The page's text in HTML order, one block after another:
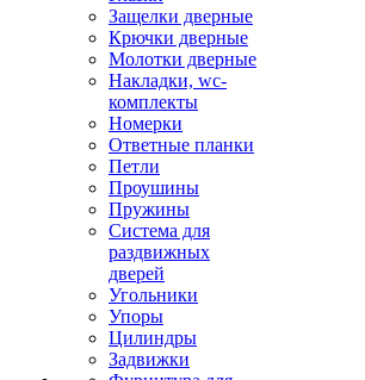
Защелки дверные
Крючки дверные
Молотки дверные
Накладки, wc-
комплекты
Номерки
Ответные планки
Петли
Проушины
Пружины
Система для
раздвижных
дверей
Угольники
Упоры
Цилиндры
Задвижки